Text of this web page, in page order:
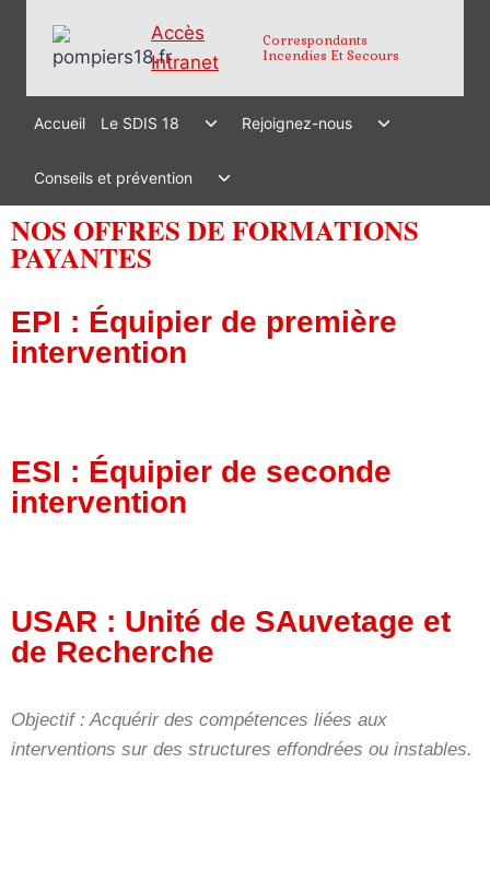
Accès
Intranet
Correspondants
Incendies Et Secours
Accueil Le SDIS 18 Rejoignez-nous
Conseils et prévention
NOS OFFRES DE FORMATIONS
PAYANTES
EPI : Équipier de première
intervention
ESI : Équipier de seconde
intervention
USAR : Unité de SAuvetage et
de Recherche
Objectif : Acquérir des compétences liées aux
interventions sur des structures effondrées ou instables.